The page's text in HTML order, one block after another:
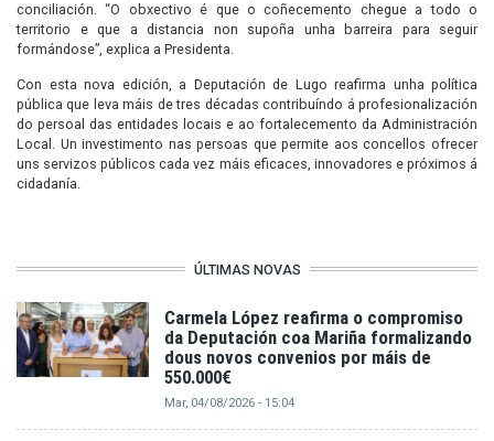
conciliación. “O obxectivo é que o coñecemento chegue a todo o
territorio e que a distancia non supoña unha barreira para seguir
formándose”, explica a Presidenta.
Con esta nova edición, a Deputación de Lugo reafirma unha política
pública que leva máis de tres décadas contribuíndo á profesionalización
do persoal das entidades locais e ao fortalecemento da Administración
Local. Un investimento nas persoas que permite aos concellos ofrecer
uns servizos públicos cada vez máis eficaces, innovadores e próximos á
cidadanía.
ÚLTIMAS NOVAS
Carmela López reafirma o compromiso
da Deputación coa Mariña formalizando
dous novos convenios por máis de
550.000€
Mar, 04/08/2026 - 15:04